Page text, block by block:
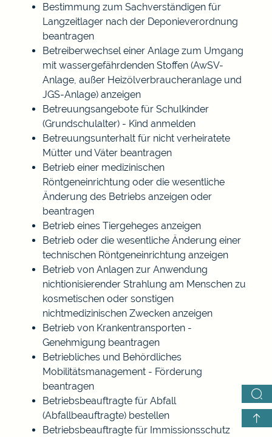
Bestimmung zum Sachverständigen für
Langzeitlager nach der Deponieverordnung
beantragen
Betreiberwechsel einer Anlage zum Umgang
mit wassergefährdenden Stoffen (AwSV-
Anlage, außer Heizölverbraucheranlage und
JGS-Anlage) anzeigen
Betreuungsangebote für Schulkinder
(Grundschulalter) - Kind anmelden
Betreuungsunterhalt für nicht verheiratete
Mütter und Väter beantragen
Betrieb einer medizinischen
Röntgeneinrichtung oder die wesentliche
Änderung des Betriebs anzeigen oder
beantragen
Betrieb eines Tiergeheges anzeigen
Betrieb oder die wesentliche Änderung einer
technischen Röntgeneinrichtung anzeigen
Betrieb von Anlagen zur Anwendung
nichtionisierender Strahlung am Menschen zu
kosmetischen oder sonstigen
nichtmedizinischen Zwecken anzeigen
Betrieb von Krankentransporten -
Genehmigung beantragen
Betriebliches und Behördliches
Mobilitätsmanagement - Förderung
beantragen
Betriebsbeauftragte für Abfall
(Abfallbeauftragte) bestellen
Betriebsbeauftragte für Immissionsschutz